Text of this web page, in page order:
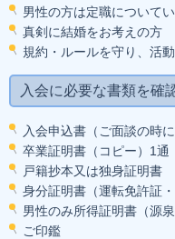
男性の方は定職について
真剣に結婚をお考えの方
規約・ルールを守り、活
入会に必要な書類を確
入会申込書（ご面談の時
卒業証明書（コピー）1通
戸籍抄本又は独身証明書
身分証明書（運転免許証
男性のみ所得証明書（源
ご印鑑